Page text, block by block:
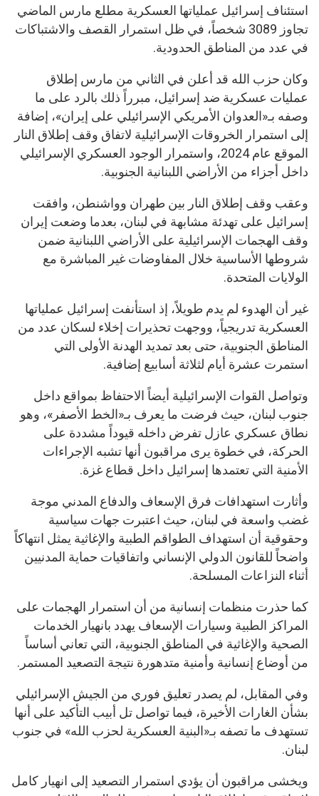
استئناف إسرائيل عملياتها العسكرية مطلع مارس الماضي
تجاوز 3089 شخصاً، في ظل استمرار القصف والاشتباكات
في عدد من المناطق الحدودية.
وكان حزب الله قد أعلن في الثاني من مارس إطلاق
عمليات عسكرية ضد إسرائيل، مبرراً ذلك بالرد على ما
وصفه بـ«العدوان الأمريكي الإسرائيلي على إيران»، إضافة
إلى استمرار الخروقات الإسرائيلية لاتفاق وقف إطلاق النار
الموقع عام 2024، واستمرار الوجود العسكري الإسرائيلي
داخل أجزاء من الأراضي اللبنانية الجنوبية.
وعقب وقف إطلاق النار بين طهران وواشنطن، وافقت
إسرائيل على تهدئة مشابهة في لبنان، بعدما وضعت إيران
وقف الهجمات الإسرائيلية على الأراضي اللبنانية ضمن
شروطها الأساسية خلال المفاوضات غير المباشرة مع
الولايات المتحدة.
غير أن الهدوء لم يدم طويلاً، إذ استأنفت إسرائيل عملياتها
العسكرية تدريجياً، ووجهت تحذيرات إخلاء لسكان عدد من
المناطق الجنوبية، حتى بعد تمديد الهدنة الأولى التي
استمرت عشرة أيام لثلاثة أسابيع إضافية.
وتواصل القوات الإسرائيلية أيضاً الاحتفاظ بمواقع داخل
جنوب لبنان، حيث فرضت ما يعرف بـ«الخط الأصفر»، وهو
نطاق عسكري عازل تفرض داخله قيوداً مشددة على
الحركة، في خطوة يرى مراقبون أنها تشبه الإجراءات
الأمنية التي تعتمدها إسرائيل داخل قطاع غزة.
وأثارت استهدافات فرق الإسعاف والدفاع المدني موجة
غضب واسعة في لبنان، حيث اعتبرت جهات سياسية
وحقوقية أن استهداف الطواقم الطبية والإغاثية يمثل انتهاكاً
واضحاً للقانون الدولي الإنساني واتفاقيات حماية المدنيين
أثناء النزاعات المسلحة.
كما حذرت منظمات إنسانية من أن استمرار الهجمات على
المراكز الطبية وسيارات الإسعاف يهدد بانهيار الخدمات
الصحية والإغاثية في المناطق الجنوبية، التي تعاني أساساً
من أوضاع إنسانية وأمنية متدهورة نتيجة التصعيد المستمر.
وفي المقابل، لم يصدر تعليق فوري من الجيش الإسرائيلي
بشأن الغارات الأخيرة، فيما تواصل تل أبيب التأكيد على أنها
تستهدف ما تصفه بـ«البنية العسكرية لحزب الله» في جنوب
لبنان.
ويخشى مراقبون أن يؤدي استمرار التصعيد إلى انهيار كامل